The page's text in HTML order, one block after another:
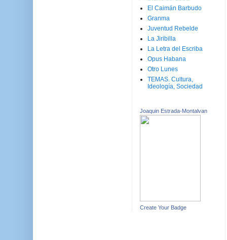
El Caimán Barbudo
Granma
Juventud Rebelde
La Jiribilla
La Letra del Escriba
Opus Habana
Otro Lunes
TEMAS. Cultura,
Ideología, Sociedad
Joaquin Estrada-Montalvan
Create Your Badge